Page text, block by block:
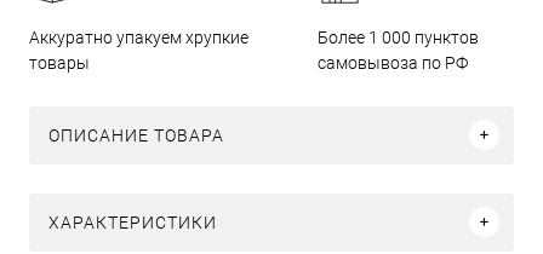
Аккуратно упакуем хрупкие
товары
Более 1 000 пунктов
самовывоза по РФ
ОПИСАНИЕ ТОВАРА
ХАРАКТЕРИСТИКИ